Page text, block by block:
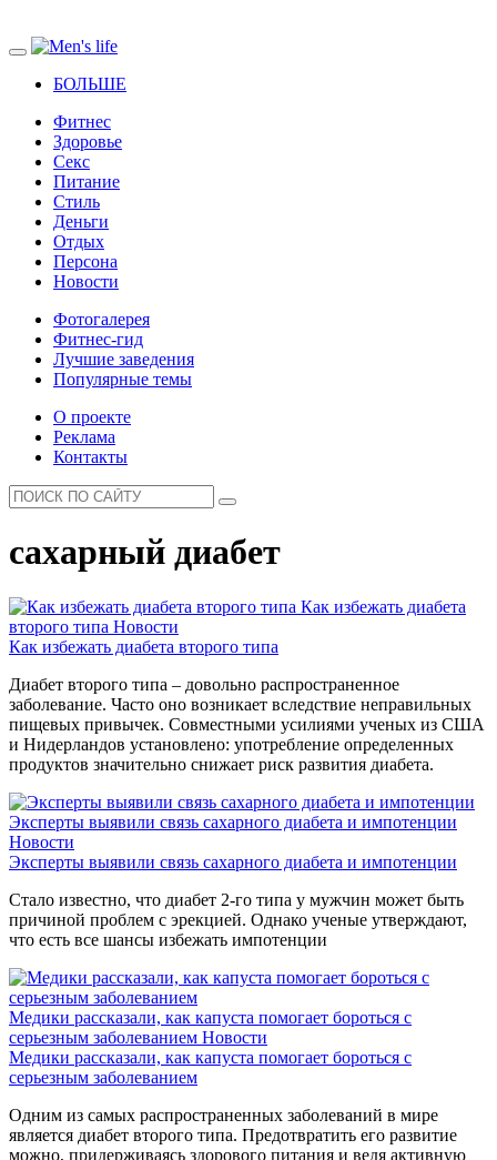
БОЛЬШЕ
Фитнес
Здоровье
Секс
Питание
Стиль
Деньги
Отдых
Персона
Новости
Фотогалерея
Фитнес-гид
Лучшие заведения
Популярные темы
О проекте
Реклама
Контакты
сахарный диабет
Как избежать диабета
второго типа Новости
Как избежать диабета второго типа
Диабет второго типа – довольно распространенное
заболевание. Часто оно возникает вследствие неправильных
пищевых привычек. Совместными усилиями ученых из США
и Нидерландов установлено: употребление определенных
продуктов значительно снижает риск развития диабета.
Эксперты выявили связь сахарного диабета и импотенции
Новости
Эксперты выявили связь сахарного диабета и импотенции
Стало известно, что диабет 2-го типа у мужчин может быть
причиной проблем с эрекцией. Однако ученые утверждают,
что есть все шансы избежать импотенции
Медики рассказали, как капуста помогает бороться с
серьезным заболеванием Новости
Медики рассказали, как капуста помогает бороться с
серьезным заболеванием
Одним из самых распространенных заболеваний в мире
является диабет второго типа. Предотвратить его развитие
можно, придерживаясь здорового питания и ведя активную